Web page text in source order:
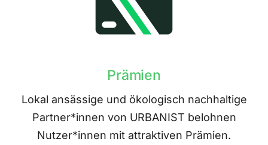
Prämien
Lokal ansässige und ökologisch nachhaltige
Partner*innen von URBANIST belohnen
Nutzer*innen mit attraktiven Prämien.